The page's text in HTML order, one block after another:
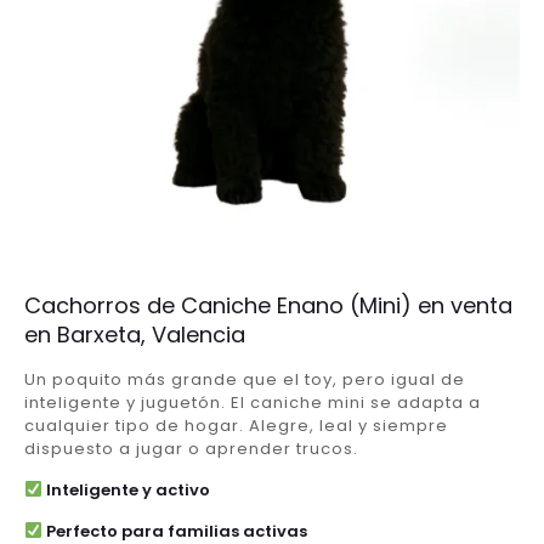
Cachorros de Caniche Enano (Mini) en venta
en Barxeta, Valencia
Un poquito más grande que el toy, pero igual de
inteligente y juguetón. El caniche mini se adapta a
cualquier tipo de hogar. Alegre, leal y siempre
dispuesto a jugar o aprender trucos.
Inteligente y activo
Perfecto para familias activas